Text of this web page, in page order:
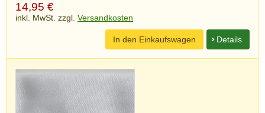
14,95 €
inkl. MwSt. zzgl. Versandkosten
Details
In den Einkaufswagen